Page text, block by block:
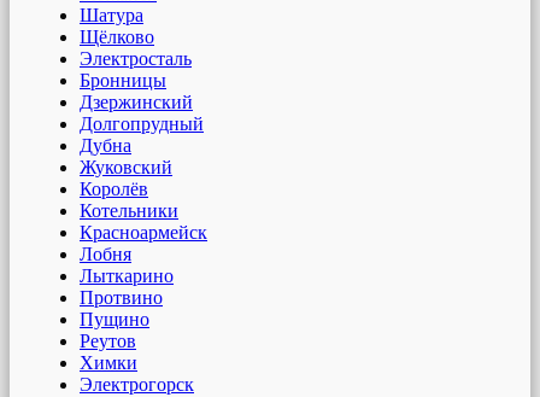
Шатура
Щёлково
Электросталь
Бронницы
Дзержинский
Долгопрудный
Дубна
Жуковский
Королёв
Котельники
Красноармейск
Лобня
Лыткарино
Протвино
Пущино
Реутов
Химки
Электрогорск